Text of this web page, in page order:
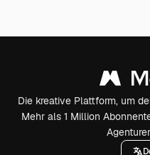
Die kreative Plattform, um
Mehr als 1 Million